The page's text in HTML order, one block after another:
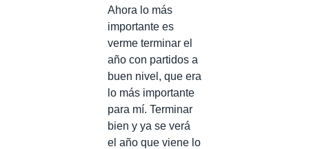
Ahora lo más
importante es
verme terminar el
año con partidos a
buen nivel, que era
lo más importante
para mí. Terminar
bien y ya se verá
el año que viene lo